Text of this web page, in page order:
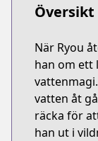
Översikt
När Ryou
han om ett
vatten åt
räcka för
han ut i